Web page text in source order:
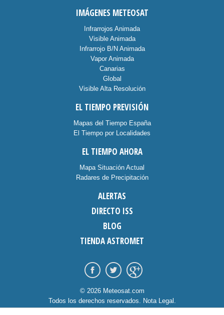
IMÁGENES METEOSAT
Infrarrojos Animada
Visible Animada
Infrarrojo B/N Animada
Vapor Animada
Canarias
Global
Visible Alta Resolución
EL TIEMPO PREVISIÓN
Mapas del Tiempo España
El Tiempo por Localidades
EL TIEMPO AHORA
Mapa Situación Actual
Radares de Precipitación
ALERTAS
DIRECTO ISS
BLOG
TIENDA ASTROMET
© 2026 Meteosat.com
Todos los derechos reservados. Nota Legal .